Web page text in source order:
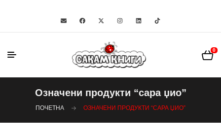
0
Означени продукти “сара џио”
ПОЧЕТНА ОЗНАЧЕНИ ПРОДУКТИ “САРА ЏИО”